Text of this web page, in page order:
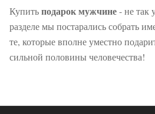
Купитьподарок мужчине- не так
разделе мы постарались собрать
те, которые вполне уместно
сильной половины человечества!